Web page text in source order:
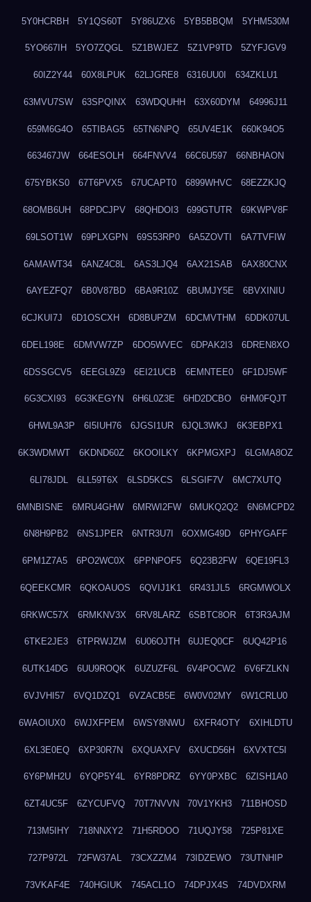
5Y0HCRBH 5Y1QS60T 5Y86UZX6 5YB5BBQM 5YHM530M
5YO667IH 5YO7ZQGL 5Z1BWJEZ 5Z1VP9TD 5ZYFJGV9
60IZ2Y44 60X8LPUK 62LJGRE8 6316UU0I 634ZKLU1
63MVU7SW 63SPQINX 63WDQUHH 63X60DYM 64996J11
659M6G4O 65TIBAG5 65TN6NPQ 65UV4E1K 660K94O5
663467JW 664ESOLH 664FNVV4 66C6U597 66NBHAON
675YBKS0 67T6PVX5 67UCAPT0 6899WHVC 68EZZKJQ
68OMB6UH 68PDCJPV 68QHDOI3 699GTUTR 69KWPV8F
69LSOT1W 69PLXGPN 69S53RP0 6A5ZOVTI 6A7TVFIW
6AMAWT34 6ANZ4C8L 6AS3LJQ4 6AX21SAB 6AX80CNX
6AYEZFQ7 6B0V87BD 6BA9R10Z 6BUMJY5E 6BVXINIU
6CJKUI7J 6D1OSCXH 6D8BUPZM 6DCMVTHM 6DDK07UL
6DEL198E 6DMVW7ZP 6DO5WVEC 6DPAK2I3 6DREN8XO
6DSSGCV5 6EEGL9Z9 6EI21UCB 6EMNTEE0 6F1DJ5WF
6G3CXI93 6G3KEGYN 6H6L0Z3E 6HD2DCBO 6HM0FQJT
6HWL9A3P 6I5IUH76 6JGSI1UR 6JQL3WKJ 6K3EBPX1
6K3WDMWT 6KDND60Z 6KOOILKY 6KPMGXPJ 6LGMA8OZ
6LI78JDL 6LL59T6X 6LSD5KCS 6LSGIF7V 6MC7XUTQ
6MNBISNE 6MRU4GHW 6MRWI2FW 6MUKQ2Q2 6N6MCPD2
6N8H9PB2 6NS1JPER 6NTR3U7I 6OXMG49D 6PHYGAFF
6PM1Z7A5 6PO2WC0X 6PPNPOF5 6Q23B2FW 6QE19FL3
6QEEKCMR 6QKOAUOS 6QVIJ1K1 6R431JL5 6RGMWOLX
6RKWC57X 6RMKNV3X 6RV8LARZ 6SBTC8OR 6T3R3AJM
6TKE2JE3 6TPRWJZM 6U06OJTH 6UJEQ0CF 6UQ42P16
6UTK14DG 6UU9ROQK 6UZUZF6L 6V4POCW2 6V6FZLKN
6VJVHI57 6VQ1DZQ1 6VZACB5E 6W0V02MY 6W1CRLU0
6WAOIUX0 6WJXFPEM 6WSY8NWU 6XFR4OTY 6XIHLDTU
6XL3E0EQ 6XP30R7N 6XQUAXFV 6XUCD56H 6XVXTC5I
6Y6PMH2U 6YQP5Y4L 6YR8PDRZ 6YY0PXBC 6ZISH1A0
6ZT4UC5F 6ZYCUFVQ 70T7NVVN 70V1YKH3 711BHOSD
713M5IHY 718NNXY2 71H5RDOO 71UQJY58 725P81XE
727P972L 72FW37AL 73CXZZM4 73IDZEWO 73UTNHIP
73VKAF4E 740HGIUK 745ACL1O 74DPJX4S 74DVDXRM